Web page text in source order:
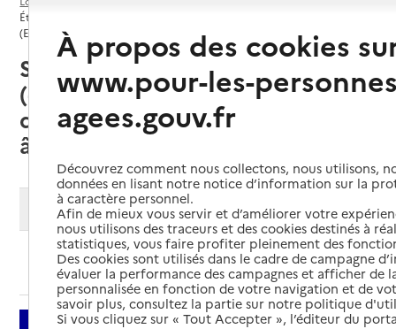
Établissement d'hébergement pour personnes âgées dépendantes
(EHPAD)
Saint-Philbert-de-Grand-Lieu
(44310) : liste des établissements
d'hébergement pour personnes
âgées dépendantes (EHPAD)
Modifier ma recherche
Ajouter cette recherche aux favoris
À propos des cookies
www.pour-les-
agees.gouv.fr
Découvrez comment nous collectons, nous utilisons,
données en lisant notre notice d’information sur la
à caractère personnel.
Afin de mieux vous servir et d’améliorer votre
nous utilisons des traceurs et des cookies destinés à
statistiques, vous faire profiter pleinement des
Des cookies sont utilisés dans le cadre de campagne
évaluer la performance des campagnes et afficher de
personnalisée en fonction de votre navigation et de
savoir plus, consultez la partie sur notre politique
Si vous cliquez sur « Tout Accepter », l’éditeur du